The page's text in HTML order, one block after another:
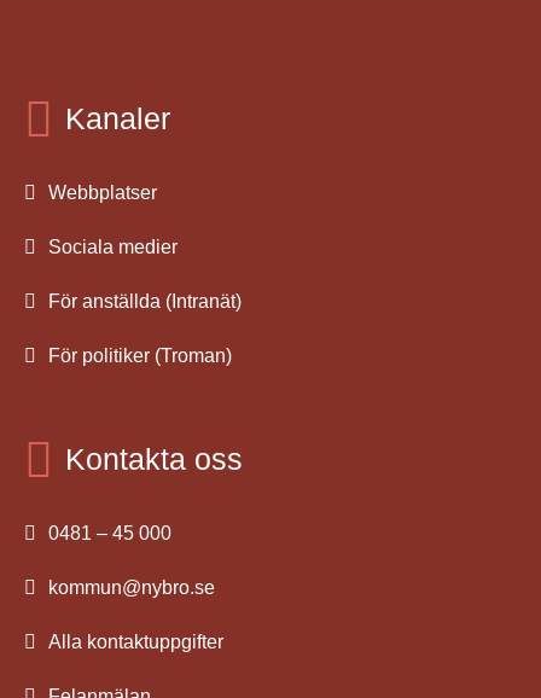
Kanaler
Webbplatser
Sociala medier
För anställda (Intranät)
För politiker (Troman)
Kontakta oss
0481 – 45 000
kommun@nybro.se
Alla kontaktuppgifter